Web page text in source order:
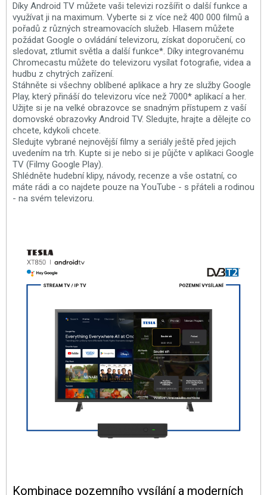
Díky Android TV můžete vaši televizi rozšířit o další funkce a
využívat ji na maximum. Vyberte si z více než 400 000 filmů a
pořadů z různých streamovacích služeb. Hlasem můžete
požádat Google o ovládání televizoru, získat doporučení, co
sledovat, ztlumit světla a další funkce*. Díky integrovanému
Chromecastu můžete do televizoru vysílat fotografie, videa a
hudbu z chytrých zařízení.
Stáhněte si všechny oblíbené aplikace a hry ze služby Google
Play, který přináší do televizoru více než 7000* aplikací a her.
Užijte si je na velké obrazovce se snadným přístupem z vaší
domovské obrazovky Android TV. Sledujte, hrajte a dělejte co
chcete, kdykoli chcete.
Sledujte vybrané nejnovější filmy a seriály ještě před jejich
uvedením na trh. Kupte si je nebo si je půjčte v aplikaci Google
TV (Filmy Google Play).
Shlédněte hudební klipy, návody, recenze a vše ostatní, co
máte rádi a co najdete pouze na YouTube - s přáteli a rodinou
- na svém televizoru.
Kombinace pozemního vysílání a moderních